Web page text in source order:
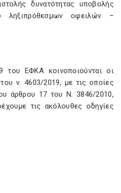
δυνατότητας υποβολής
ληξιπρόθεσμων οφειλών –
του ΕΦΚΑ κοινοποιούνται οι
ν. 4603/2019, με τις οποίες
άρθρου 17 του Ν. 3846/2010,
τις ακόλουθες οδηγίες